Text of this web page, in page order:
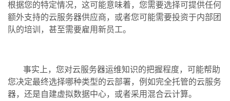
根据您的特定情况，这可能意味着，您需要选择可提供任何
额外支持的云服务器供应商，或者您可能需要投资于内部团
队的培训，甚至需要雇用新员工。
事实上，您对云服务器运维知识的把握程度，可能帮助
您决定最终选择哪种类型的云部署，例如完全托管的云服务
器，还是自建虚拟数据中心，或者采用混合云计算。